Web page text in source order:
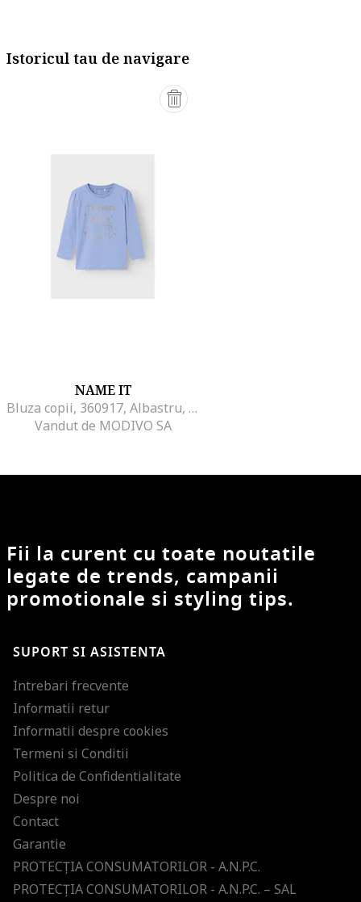
Istoricul tau de navigare
NAME IT
Bluza copii, 360917, Albastru, Bumbac,
Vandut de MODIVO SA
Fii la curent cu toate noutatile
legate de trends, campanii
promotionale si styling tips.
SUPORT SI ASISTENTA
Intrebari frecvente
Informatii retur
Informatii despre cookies
Termeni si Conditii
Politica de Confidentialitate
Despre noi
Contact
Garantie
PROTECŢIA CONSUMATORILOR - A.N.P.C.
PROTECŢIA CONSUMATORILOR - A.N.P.C. – SAL